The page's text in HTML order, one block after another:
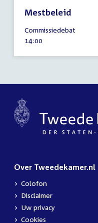
Mestbeleid
april
2024
Commissiedebat
Tijd
14:00
Over Tweedekamer.nl
Colofon
Disclaimer
Uw privacy
Cookies